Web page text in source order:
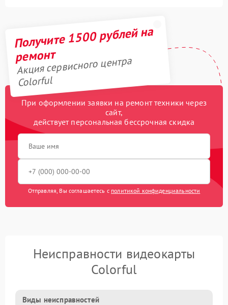
Получите 1500 рублей на
ремонт
Акция сервисного центра
Colorful
При оформлении заявки на ремонт техники через
сайт,
действует персональная бессрочная скидка
Отправляя, Вы соглашаетесь с политикой конфиденциальности
Неисправности видеокарты
Colorful
Виды неисправностей